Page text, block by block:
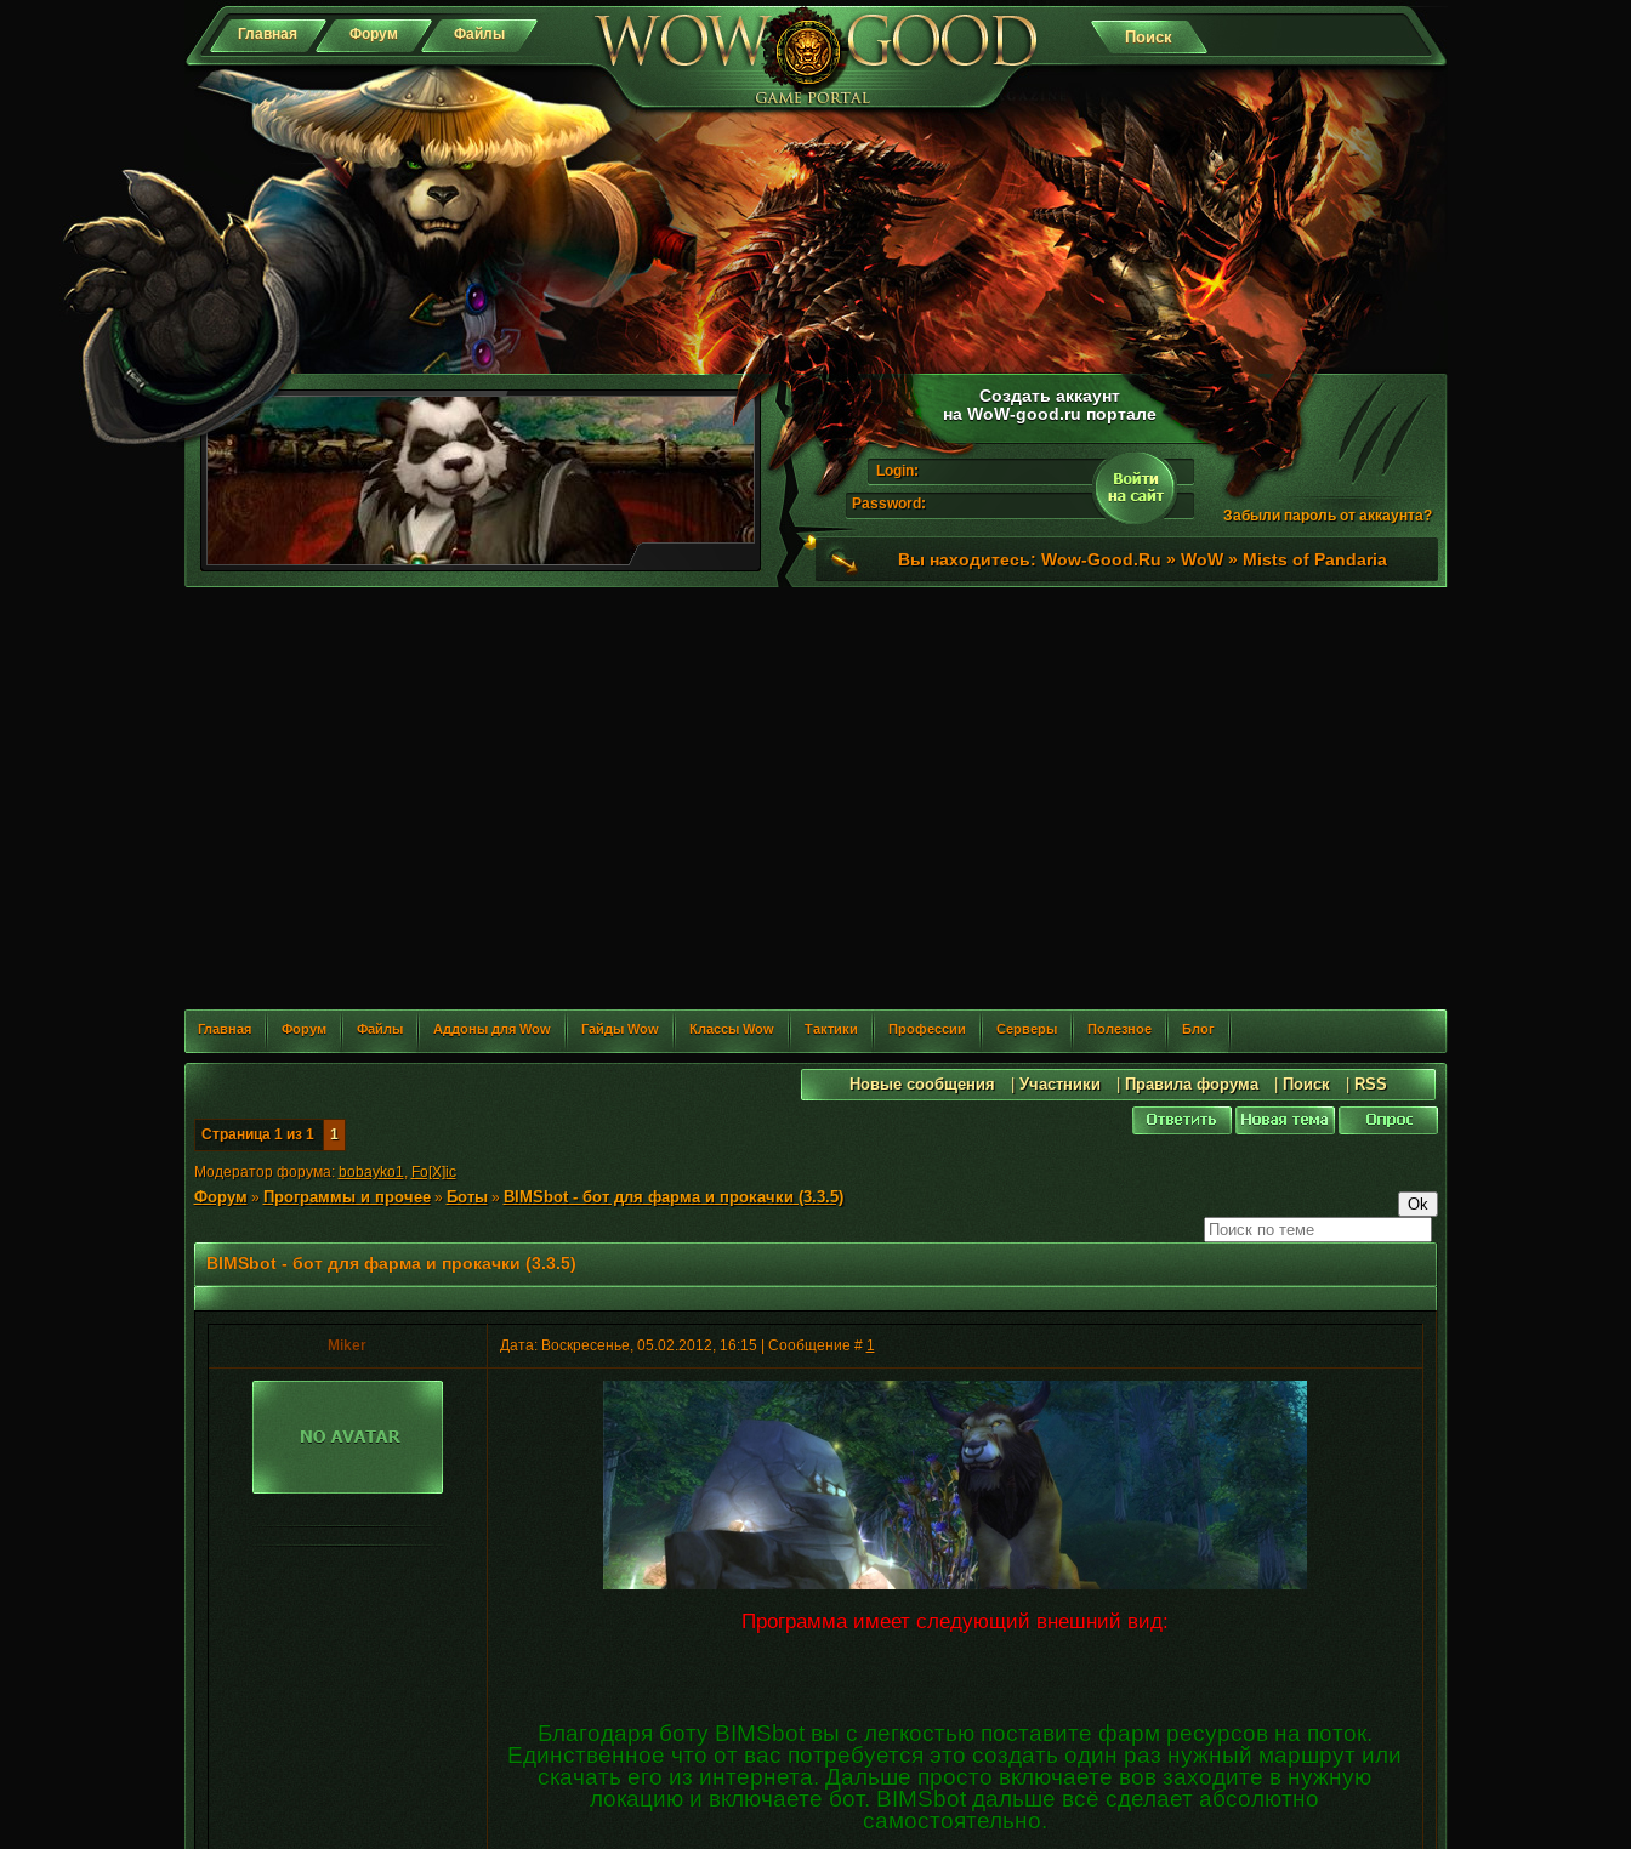
Главная Форум Файлы
Создать аккаунт
на WoW-good.ru портале
Login:
Password:
Забыли пароль от аккаунта?
Вы находитесь: Wow-Good.Ru » WoW » Mists of Pandaria
Главная Форум Файлы Аддоны для Wow Гайды Wow Классы Wow Тактики Профессии Серверы Полезное Блог
Новые сообщения| Участники| Правила форума| Поиск| RSS
Страница 1из 1 1
Модератор форума: bobayko1, Fo[X]ic
Форум» Программы и прочее» Боты» BIMSbot - бот для фарма и прокачки (3.3.5)
BIMSbot - бот для фарма и прокачки (3.3.5)
Miker Дата: Воскресенье, 05.02.2012, 16:15 | Сообщение # 1
Программа имеет следующий внешний вид:
Благодаря боту BIMSbot вы с легкостью поставите фарм ресурсов на поток.
Единственное что от вас потребуется это создать один раз нужный маршрут или
скачать его из интернета. Дальше просто включаете вов заходите в нужную
локацию и включаете бот. BIMSbot дальше всё сделает абсолютно
самостоятельно.